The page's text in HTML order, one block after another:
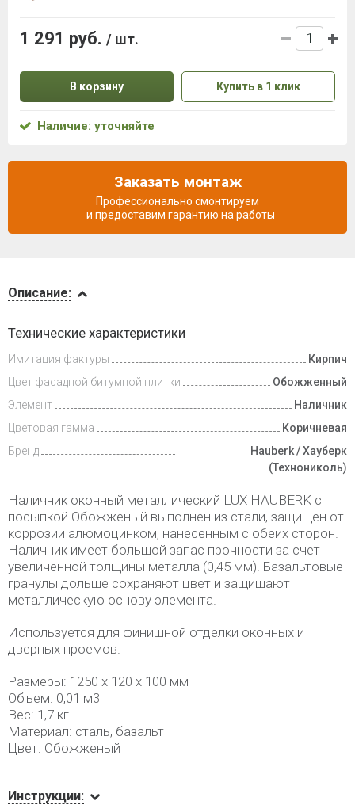
Доставка
и оплата
Описание:
Технические характеристики
Имитация фактуры
Кирпич
Цвет фасадной битумной плитки
Обожженный
Элемент
Наличник
Цветовая гамма
Коричневая
Бренд
Hauberk / Хауберк
(Технониколь)
Наличник оконный металлический LUX HAUBERK с
посыпкой Обожженый выполнен из стали, защищен от
коррозии алюмоцинком, нанесенным с обеих сторон.
Наличник имеет большой запас прочности за счет
увеличенной толщины металла (0,45 мм). Базальтовые
гранулы дольше сохраняют цвет и защищают
металлическую основу элемента.
Используется для финишной отделки оконных и
дверных проемов.
Размеры: 1250 х 120 х 100 мм
Объем: 0,01 м3
Вес: 1,7 кг
Материал: сталь, базальт
Цвет: Обожженый
Инструкции:
1 291 руб. / шт.
В корзину Купить в 1 клик
Наличие: уточняйте
Заказать монтаж
Профессионально смонтируем
и предоставим гарантию на работы